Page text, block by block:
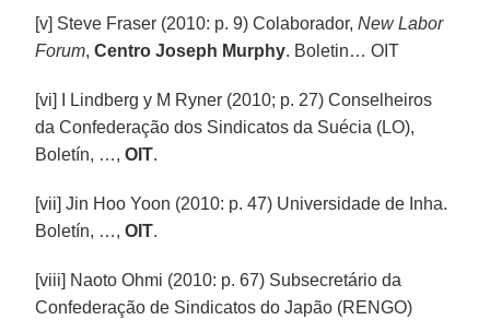
[v] Steve Fraser (2010: p. 9) Colaborador,New Labor
Forum,Centro Joseph Murphy. Boletin… OIT
[vi] I Lindberg y M Ryner (2010; p. 27) Conselheiros
da Confederação dos Sindicatos da Suécia (LO),
Boletín, …,OIT.
[vii] Jin Hoo Yoon (2010: p. 47) Universidade de Inha.
Boletín, …,OIT.
[viii] Naoto Ohmi (2010: p. 67) Subsecretário da
Confederação de Sindicatos do Japão (RENGO)